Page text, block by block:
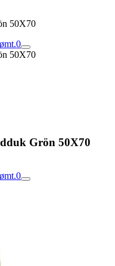
50X70
0
50X70
Grön 50X70
0